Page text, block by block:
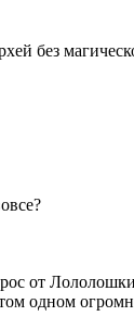
без
от
одном